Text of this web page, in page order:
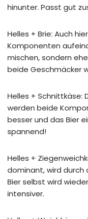
hinunter. Passt gut
Helles + Brie: Auch
Komponenten
mischen, sondern
beide Geschmäcker
Helles + Schnittkäse:
werden beide
besser und das Bier
spannend!
Helles +
dominant, wird durch
Bier selbst wird
intensiver.